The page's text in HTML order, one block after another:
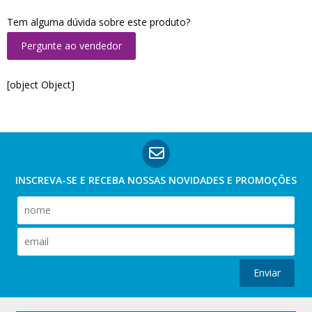
Tem alguma dúvida sobre este produto?
Pergunte ao vendedor
[object Object]
INSCREVA-SE E RECEBA NOSSAS NOVIDADES E PROMOÇÕES
Enviar